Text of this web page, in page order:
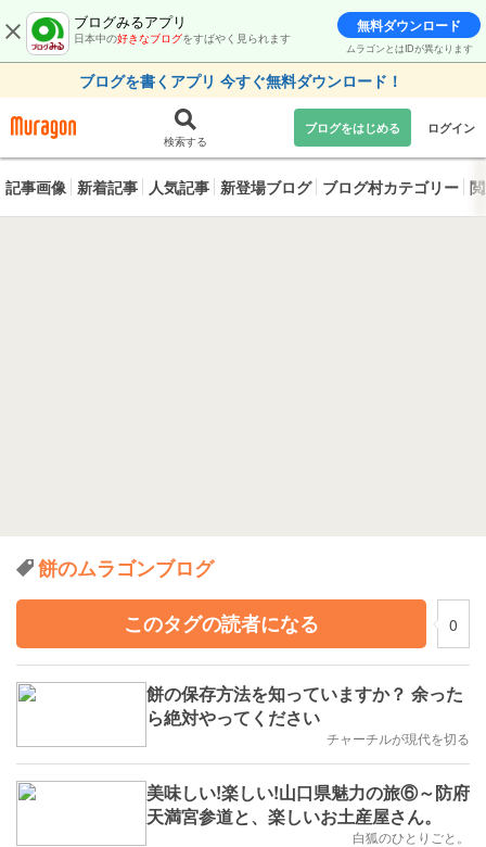
ブログみるアプリ
日本中の好きなブログをすばやく見られます
無料ダウンロード
ムラゴンとはIDが異なります
ブログを書くアプリ 今すぐ無料ダウンロード！
検索する
ブログをはじめる ログイン
記事画像 新着記事 人気記事 新登場ブログ ブログ村カテゴリー
餅のムラゴンブログ
このタグの読者になる
0
餅の保存方法を知っていますか？ 余った
ら絶対やってください
チャーチルが現代を切る
美味しい!楽しい!山口県魅力の旅⑥～防府
天満宮参道と、楽しいお土産屋さん。
白狐のひとりごと。